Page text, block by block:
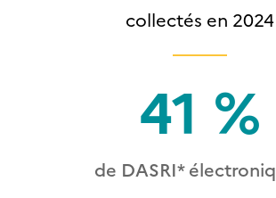
collectés en 2024
41 %
de DASRI*